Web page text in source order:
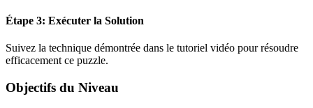
Étape 3: Exécuter la Solution
Suivez la technique démontrée dans le tutoriel vidéo pour résoudre
efficacement ce puzzle.
Objectifs du Niveau